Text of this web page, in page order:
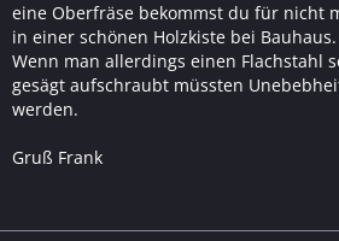
eine Oberfräse bekommst du für nicht
in einer schönen Holzkiste bei Bauhaus.
Wenn man allerdings einen Flachstahl
gesägt aufschraubt müssten
werden.
Gruß Frank